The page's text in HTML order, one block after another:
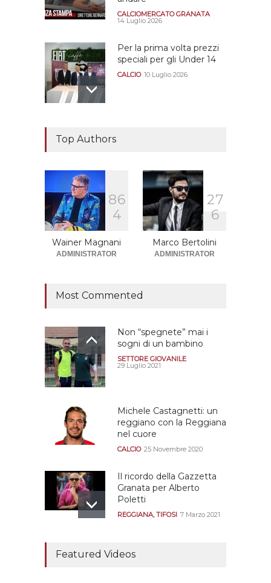
CALCIOMERCATO GRANATA
14 Luglio 2026
Per la prima volta prezzi
speciali per gli Under 14
CALCIO 10 Luglio 2026
Sono solo sette le
squadre che sono state
promosse la stagione
successiva alla
retrocessione
Top Authors
86
4
Wainer Magnani
ADMINISTRATOR
27
6
Marco Bertolini
ADMINISTRATOR
Most Commented
Non “spegnete” mai i
sogni di un bambino
SETTORE GIOVANILE
29 Luglio 2021
Michele Castagnetti: un
reggiano con la Reggiana
nel cuore
CALCIO 25 Novembre 2020
Il ricordo della Gazzetta
Granata per Alberto
Poletti
REGGIANA, TIFOSI 7 Marzo 2021
assistere agli allenamenti
Featured Videos